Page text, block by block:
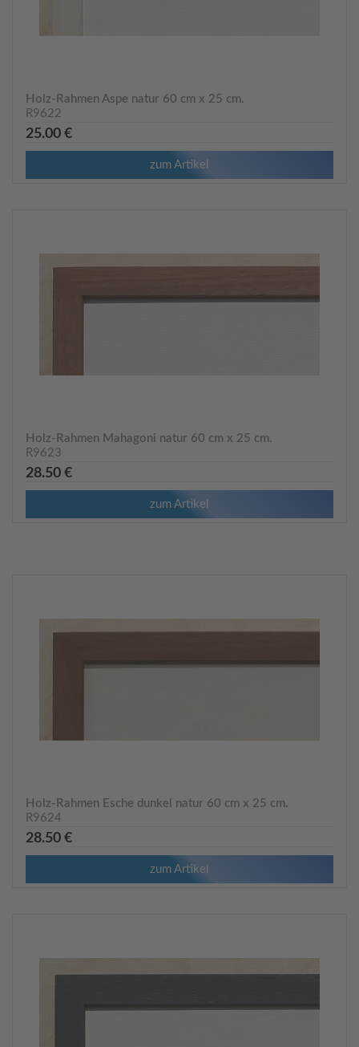
Holz-Rahmen Aspe natur 60 cm x 25 cm.
R9622
25.00 €
zum Artikel
Holz-Rahmen Mahagoni natur 60 cm x 25 cm.
R9623
28.50 €
zum Artikel
Holz-Rahmen Esche dunkel natur 60 cm x 25 cm.
R9624
28.50 €
zum Artikel